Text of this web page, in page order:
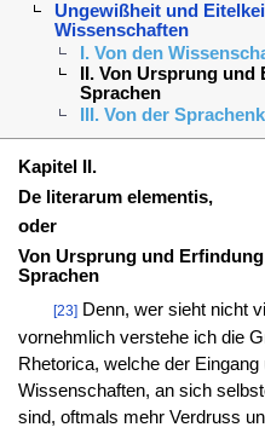
Ungewißheit und
Wissenschaften
I. Von den
II. Von Ursprung
Sprachen
III. Von der
Kapitel II.
De literarum elementis,
oder
Von Ursprung und
Sprachen
[23]Denn, wer sieht nicht
vornehmlich verstehe ich die
Rhetorica, welche der
Wissenschaften, an sich
sind, oftmals mehr Verdruss